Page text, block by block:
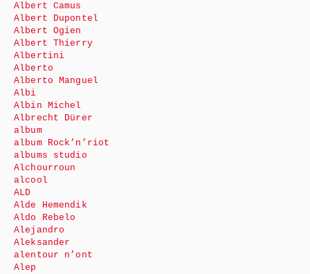
Albert Camus
Albert Dupontel
Albert Ogien
Albert Thierry
Albertini
Alberto
Alberto Manguel
Albi
Albin Michel
Albrecht Dürer
album
album Rock’n’riot
albums studio
Alchourroun
alcool
ALD
Alde Hemendik
Aldo Rebelo
Alejandro
Aleksander
alentour n’ont
Alep